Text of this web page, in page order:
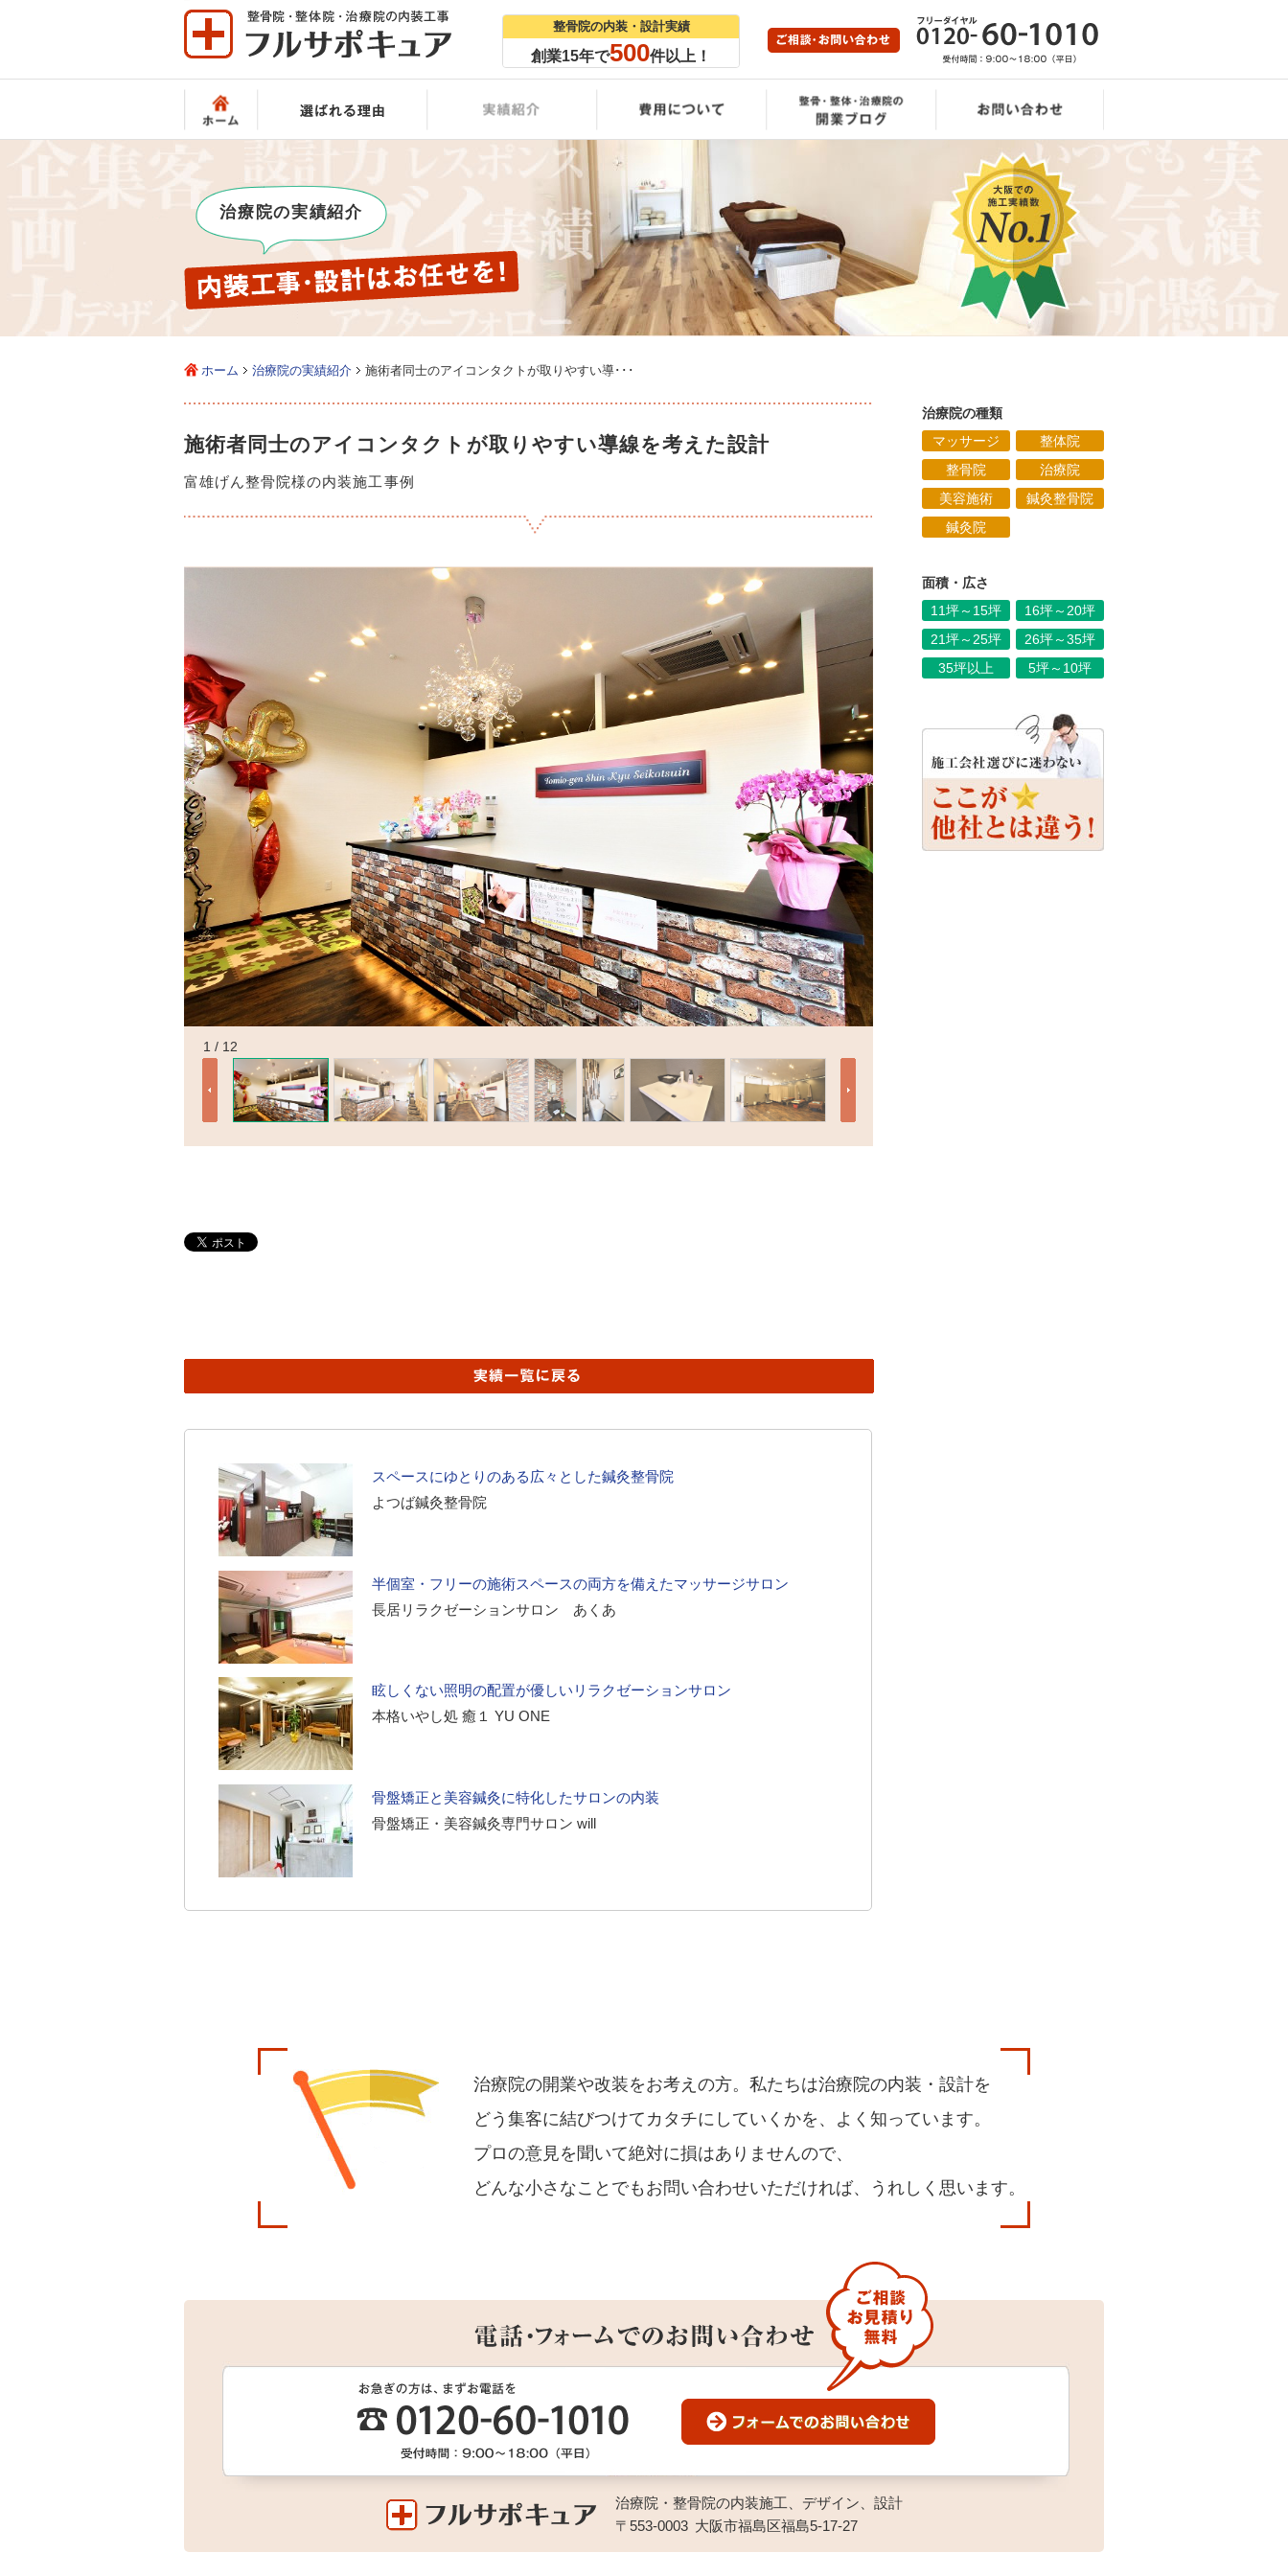
整骨院の内装・設計実績
創業15年で500件以上！
治療院の実績紹介
ホーム 治療院の実績紹介 施術者同士のアイコンタクトが取りやすい導･･･
施術者同士のアイコンタクトが取りやすい導線を考えた設計
富雄げん整骨院様の内装施工事例
1 / 12
スペースにゆとりのある広々とした鍼灸整骨院
よつば鍼灸整骨院
半個室・フリーの施術スペースの両方を備えたマッサージサロン
長居リラクゼーションサロン あくあ
眩しくない照明の配置が優しいリラクゼーションサロン
本格いやし処 癒１ YU ONE
骨盤矯正と美容鍼灸に特化したサロンの内装
骨盤矯正・美容鍼灸専門サロン will
治療院の種類
マッサージ
整体院
整骨院
治療院
美容施術
鍼灸整骨院
鍼灸院
面積・広さ
11坪～15坪
16坪～20坪
21坪～25坪
26坪～35坪
35坪以上
5坪～10坪
治療院の開業や改装をお考えの方。私たちは治療院の内装・設計を
どう集客に結びつけてカタチにしていくかを、よく知っています。
プロの意見を聞いて絶対に損はありませんので、
どんな小さなことでもお問い合わせいただければ、うれしく思います。
治療院・整骨院の内装施工、デザイン、設計
〒553-0003 大阪市福島区福島5-17-27